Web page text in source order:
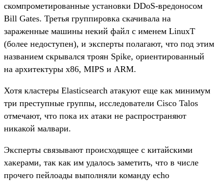
скомпрометированные установки DDoS-вредоносом
Bill Gates. Третья группировка скачивала на
зараженные машины некий файл с именем LinuxT
(более недоступен), и эксперты полагают, что под этим
названием скрывался троян Spike, ориентированный
на архитектуры x86, MIPS и ARM.
Хотя кластеры Elasticsearch атакуют еще как минимум
три преступные группы, исследователи Cisco Talos
отмечают, что пока их атаки не распространяют
никакой малвари.
Эксперты связывают происходящее с китайскими
хакерами, так как им удалось заметить, что в числе
прочего пейлоады выполняли команду echo